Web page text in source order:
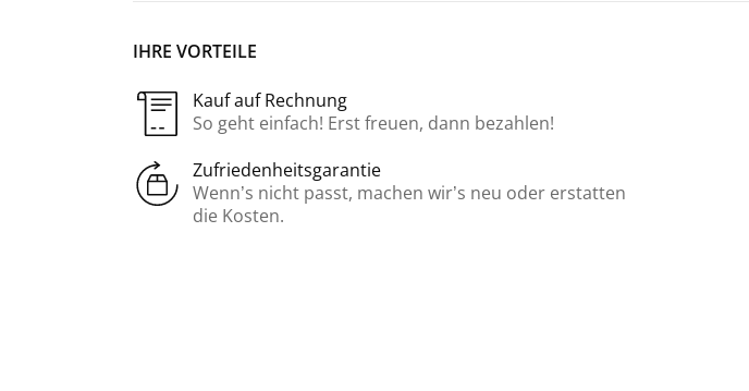
IHRE VORTEILE
Kauf auf Rechnung
So geht einfach! Erst freuen, dann bezahlen!
Zufriedenheitsgarantie
Wenn’s nicht passt, machen wir’s neu oder erstatten
die Kosten.